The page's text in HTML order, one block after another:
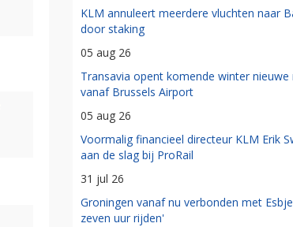
KLM annuleert meerdere vluchten naar
door staking
05 aug 26
Transavia opent komende winter nieuwe
vanaf Brussels Airport
05 aug 26
Voormalig financieel directeur KLM Erik
aan de slag bij ProRail
31 jul 26
Groningen vanaf nu verbonden met
zeven uur rijden'